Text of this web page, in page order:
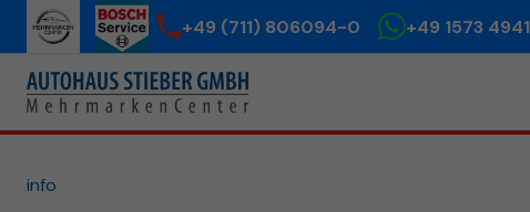
+49 (711) 806094-0 +49 1573
info